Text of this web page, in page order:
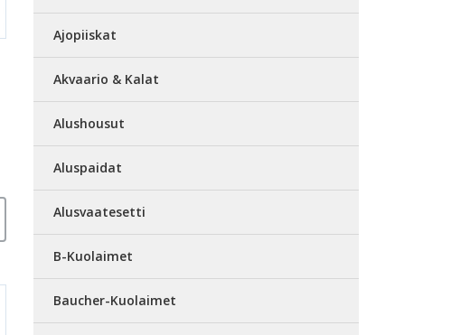
Ajopiiskat
Akvaario & Kalat
Alushousut
Aluspaidat
Alusvaatesetti
B-Kuolaimet
Baucher-Kuolaimet